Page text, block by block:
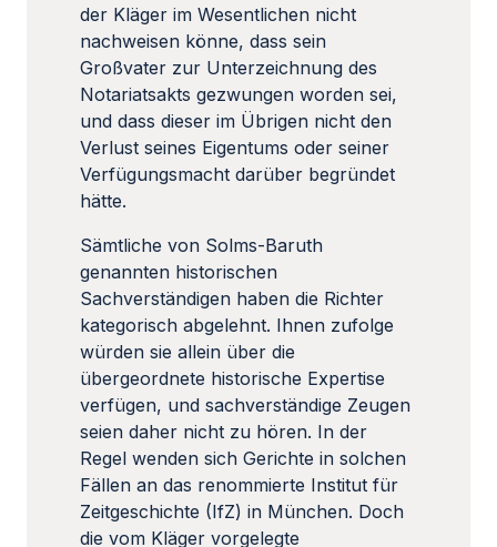
der Kläger im Wesentlichen nicht
nachweisen könne, dass sein
Großvater zur Unterzeichnung des
Notariatsakts gezwungen worden sei,
und dass dieser im Übrigen nicht den
Verlust seines Eigentums oder seiner
Verfügungsmacht darüber begründet
hätte.
Sämtliche von Solms-Baruth
genannten historischen
Sachverständigen haben die Richter
kategorisch abgelehnt. Ihnen zufolge
würden sie allein über die
übergeordnete historische Expertise
verfügen, und sachverständige Zeugen
seien daher nicht zu hören. In der
Regel wenden sich Gerichte in solchen
Fällen an das renommierte Institut für
Zeitgeschichte (IfZ) in München. Doch
die vom Kläger vorgelegte